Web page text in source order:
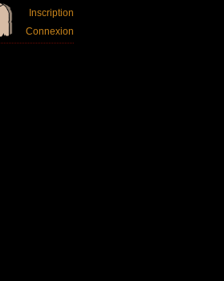
Inscription
Connexion